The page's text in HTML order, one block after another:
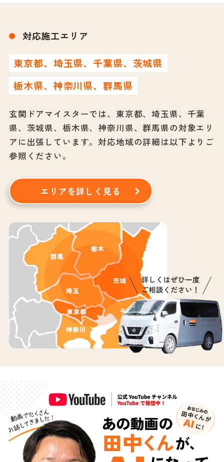
対応施工エリア
東京都、埼玉県、千葉県、茨城県
栃木県、神奈川県、群馬県
玄関ドアマイスターでは、東京都、埼玉県、千葉
県、茨城県、栃木県、神奈川県、群馬県の対象エリ
アに出張しています。対応地域の詳細は以下よりご
参照ください。
エリアを詳しく見る